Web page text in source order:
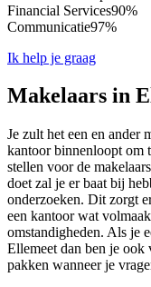
Financial Services90%
Communicatie97%
Ik help je graag
Makelaars in
Je zult het een en ander
kantoor binnenloopt om
stellen voor de
doet zal je er baat bij
onderzoeken. Dit zorgt
een kantoor wat
omstandigheden. Als je
Ellemeet dan ben je ook
pakken wanneer je